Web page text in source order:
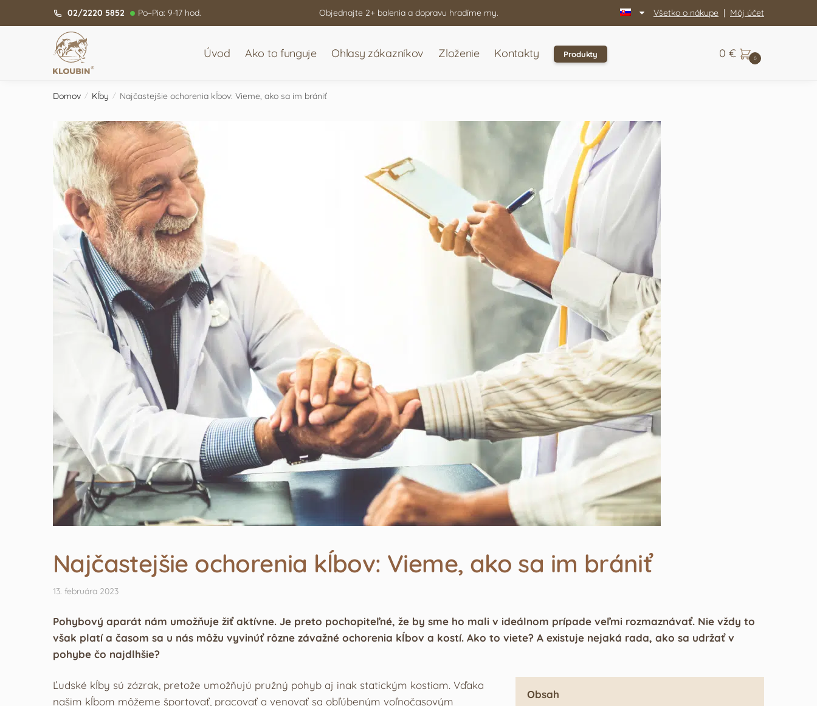
02/2220 5852 Po–Pia: 9-17 hod. Objednajte 2+ balenia a dopravu hradíme my. Všetko o nákupe | Môj účet
Úvod Ako to funguje Ohlasy zákazníkov Zloženie Kontakty Produkty 0 € 0
Domov / Kĺby / Najčastejšie ochorenia kĺbov: Vieme, ako sa im brániť
Najčastejšie ochorenia kĺbov: Vieme, ako sa im brániť
13. februára 2023
Pohybový aparát nám umožňuje žiť aktívne. Je preto pochopiteľné, že by sme ho mali v ideálnom prípade veľmi rozmaznávať. Nie vždy to
však platí a časom sa u nás môžu vyvinúť rôzne závažné ochorenia kĺbov a kostí. Ako to viete? A existuje nejaká rada, ako sa udržať v
pohybe čo najdlhšie?
Obsah
Ľudské kĺby sú zázrak, pretože umožňujú pružný pohyb aj inak statickým kostiam. Vďaka
našim kĺbom môžeme športovať, pracovať a venovať sa obľúbeným voľnočasovým